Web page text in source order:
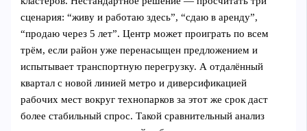
сценария: “живу и работаю здесь”, “сдаю в аренду”,
“продаю через 5 лет”. Центр может проиграть по всем
трём, если район уже перенасыщен предложением и
испытывает транспортную перегрузку. А отдалённый
квартал с новой линией метро и диверсификацией
рабочих мест вокруг технопарков за этот же срок даст
более стабильный спрос. Такой сравнительный анализ